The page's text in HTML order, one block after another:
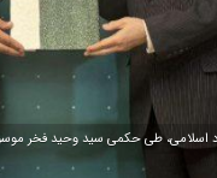
طی حکمی سید وحید فخر